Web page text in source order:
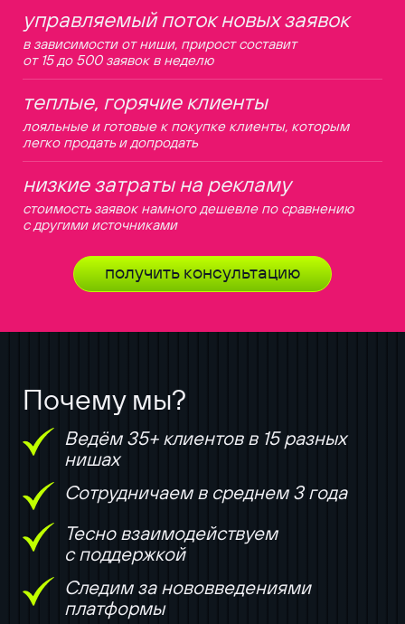
управляемый поток новых заявок
в зависимости от ниши, прирост составит
от 15 до 500 заявок в неделю
теплые, горячие клиенты
лояльные и готовые к покупке клиенты, которым
легко продать и допродать
низкие затраты на рекламу
стоимость заявок намного дешевле по сравнению
с другими источниками
получить консультацию
Почему мы?
Ведём 35+ клиентов в 15 разных
нишах
Сотрудничаем в среднем 3 года
Тесно взаимодействуем
с поддержкой
Следим за нововведениями
платформы